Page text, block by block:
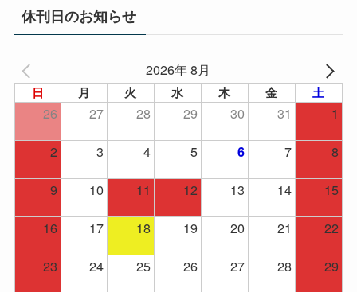
イ
ブ
休刊日のお知らせ
2026年 8月
日 月 火 水 木 金 土
26 27 28 29 30 31
1
2
3 4 5 6 7
8
9
10 11 12 13 14
15
16
17 18 19 20 21
22
23
24 25 26 27 28
29